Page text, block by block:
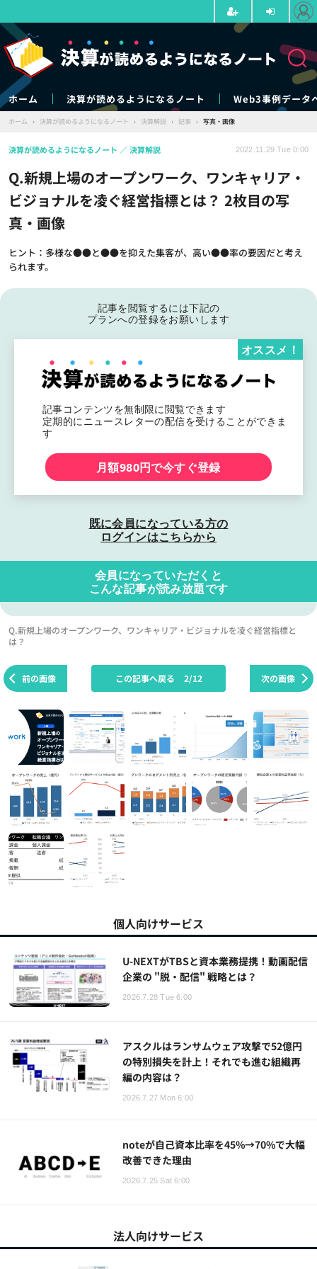
ホーム 決算が読めるようになるノート Web3事例データ
ホーム › 決算が読めるようになるノート › 決算解説 › 記事 › 写真・画像
Q.新規上場のオープンワーク、ワンキャリア・
ビジョナルを凌ぐ経営指標とは？ 2枚目の写
真・画像
ヒント：多様な●●と●●を抑えた集客が、高い●●率の要因だと考え
られます。
決算が読めるようになるノート 決算解説 2022.11.29 Tue 0:00
記事を閲覧するには下記の
プランへの登録をお願いします
記事コンテンツを無制限に閲覧できます
定期的にニュースレターの配信を受けることができま
す
オススメ！
月額980円で今すぐ登録
既に会員になっている方の
ログインはこちらから
会員になっていただくと
こんな記事が読み放題です
Q.新規上場のオープンワーク、ワンキャリア・ビジョナルを凌ぐ経営指標と
は？
前の画像 次の画像
この記事へ戻る 2/12
個人向けサービス
U-NEXTがTBSと資本業務提携！動画配信
企業の "脱・配信" 戦略とは？
2026.7.28 Tue 6:00
アスクルはランサムウェア攻撃で52億円
の特別損失を計上！それでも進む組織再
編の内容は？
2026.7.27 Mon 6:00
noteが自己資本比率を45%→70%で大幅
改善できた理由
2026.7.25 Sat 6:00
法人向けサービス